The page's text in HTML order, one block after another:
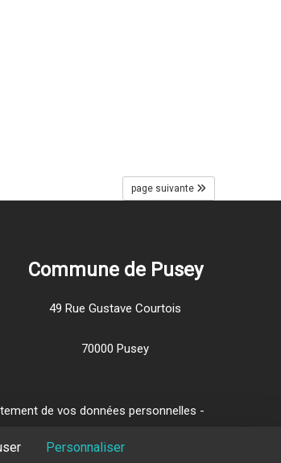
page suivante
Commune de Pusey
49 Rue Gustave Courtois
70000 Pusey
de vos données personnelles -
Personnaliser